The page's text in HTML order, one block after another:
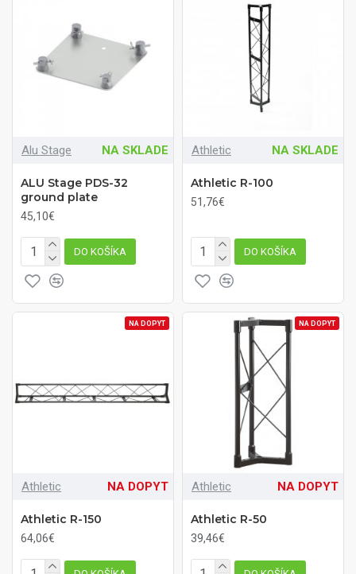
Alu Stage NA SKLADE
ALU Stage PDS-32
ground plate
45,10€
DO KOŠÍKA
Athletic NA SKLADE
Athletic R-100
51,76€
DO KOŠÍKA
NA DOPYT
Athletic NA DOPYT
Athletic R-150
64,06€
NA DOPYT
Athletic NA DOPYT
Athletic R-50
39,46€